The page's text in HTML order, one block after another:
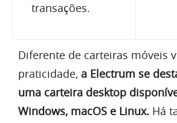
transações.
Diferente de carteiras móveis
praticidade, a Electrum se
uma carteira desktop
Windows, macOS e Linux. Há